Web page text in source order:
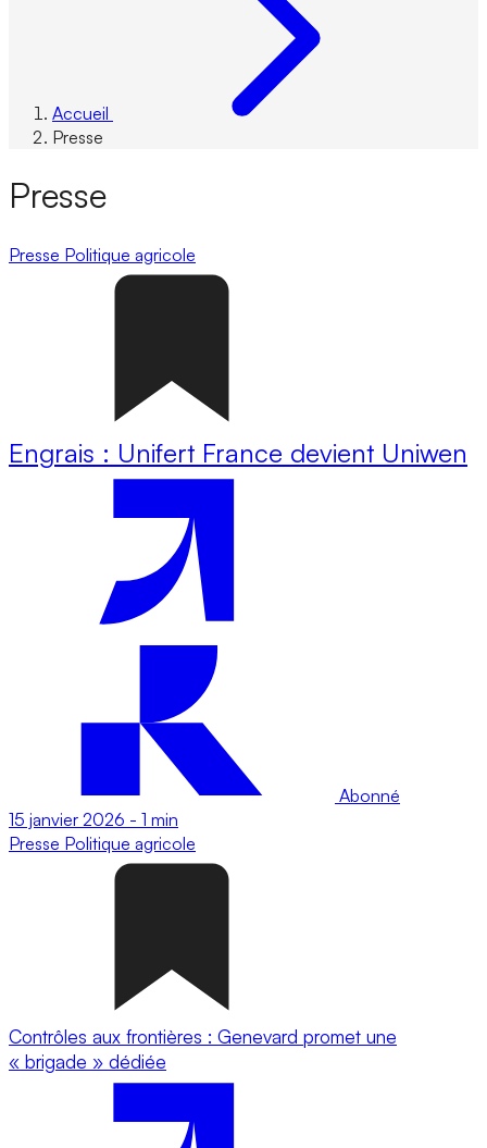
Accueil
Presse
Presse
Presse Politique agricole
Engrais : Unifert France devient Uniwen
Abonné
15 janvier 2026 - 1 min
Presse Politique agricole
Contrôles aux frontières : Genevard promet une
« brigade » dédiée